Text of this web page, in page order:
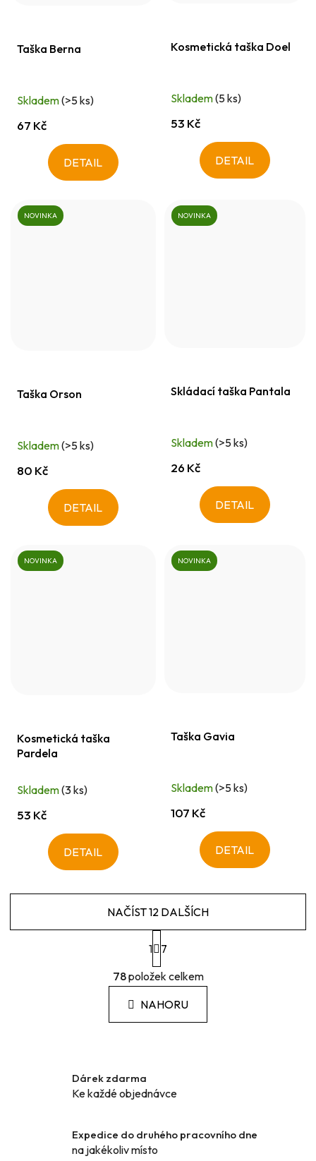
Taška Berna
Skladem(>5 ks)
67 Kč
DETAIL
Kosmetická taška Doel
Skladem(5 ks)
53 Kč
DETAIL
NOVINKA
Taška Orson
Skladem(>5 ks)
80 Kč
DETAIL
NOVINKA
Skládací taška Pantala
Skladem(>5 ks)
26 Kč
DETAIL
NOVINKA
Kosmetická taška
Pardela
Skladem(3 ks)
53 Kč
DETAIL
NOVINKA
Taška Gavia
Skladem(>5 ks)
107 Kč
DETAIL
O
v
á
d
p
k
y
NAČÍST 12 DALŠÍCH
S
t
r
á
n
k
1
7
78položek celkem
NAHORU
Dárek zdarma
Ke každé objednávce
Expedice do druhého pracovního dne
na jakékoliv místo